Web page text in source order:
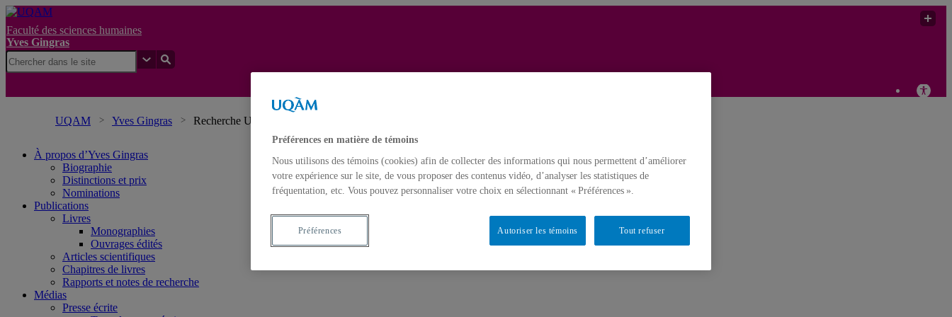
Faculté des sciences humaines
Yves Gingras
UQAM Yves Gingras Recherche UQAM
Accueil
À propos d’Yves Gingras
Biographie
Distinctions et prix
Nominations
Publications
Livres
Monographies
Ouvrages édités
Articles scientifiques
Chapitres de livres
Rapports et notes de recherche
Médias
Presse écrite
Préférences en matière de témoins
Nous utilisons des témoins (cookies) afin de collecter des informations qui nous permettent d’améliorer
votre expérience sur le site, de vous proposer des contenus vidéo, d’analyser les statistiques de
fréquentation, etc. Vous pouvez personnaliser votre choix en sélectionnant « Préférences ».
Tout refuser
Autoriser les témoins
Préférences